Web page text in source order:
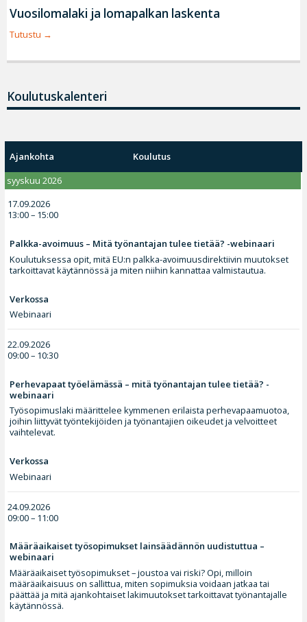
Vuosilomalaki ja lomapalkan laskenta
Tutustu
Koulutuskalenteri
Ajankohta
Koulutus
syyskuu 2026
17.09.2026
13:00 – 15:00
Palkka-avoimuus – Mitä työnantajan tulee tietää? -webinaari
Koulutuksessa opit, mitä EU:n palkka-avoimuusdirektiivin muutokset
tarkoittavat käytännössä ja miten niihin kannattaa valmistautua.
Verkossa
Webinaari
22.09.2026
09:00 – 10:30
Perhevapaat työelämässä – mitä työnantajan tulee tietää? -
webinaari
Työsopimuslaki määrittelee kymmenen erilaista perhevapaamuotoa,
joihin liittyvät työntekijöiden ja työnantajien oikeudet ja velvoitteet
vaihtelevat.
Verkossa
Webinaari
24.09.2026
09:00 – 11:00
Määräaikaiset työsopimukset lainsäädännön uudistuttua –
webinaari
Määräaikaiset työsopimukset – joustoa vai riski? Opi, milloin
määräaikaisuus on sallittua, miten sopimuksia voidaan jatkaa tai
päättää ja mitä ajankohtaiset lakimuutokset tarkoittavat työnantajalle
käytännössä.